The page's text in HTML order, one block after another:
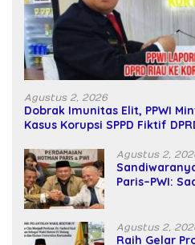
Agustus 2, 2026
Dobrak Imunitas Elit, PPWI
Kasus Korupsi SPPD Fiktif
Agustus 2,
Paris–PWI:
Agustus 2,
Raih Gelar